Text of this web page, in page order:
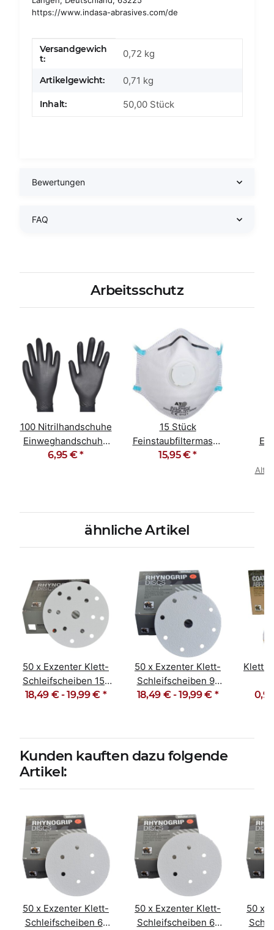
https://www.indasa-abrasives.com/de
Produkteigenschaft
Wert
Versandgewich
t:
0,72 kg
Artikelgewicht: 0,71 kg
Inhalt: 50,00 Stück
Bewertungen
FAQ
Arbeitsschutz
100 Nitrilhandschuhe
Einweghandschuhe
ungepudert schwarz
6,95 €*
15 Stück
Feinstaubfiltermaske
Staubmaske FFP2
15,95 €*
ähnliche Artikel
50 x Exzenter Klett-
Schleifscheiben 15-
Loch Korn 40-600
18,49 € -19,99 € *
50 x Exzenter Klett-
Schleifscheiben 9-
Loch Korn 40-600
18,49 € -19,99 € *
Klett
Kunden kauften dazu folgende
Artikel:
50 x Exzenter Klett-
Schleifscheiben 6-
50 x Exzenter Klett-
Schleifscheiben 6-
50 x